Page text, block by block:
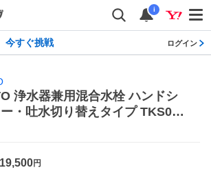
i
すぐ挑戦 ログイン
浄水器兼用混合水栓 ハンドシ
・吐水切り替えタイプ TKS053
19,500円